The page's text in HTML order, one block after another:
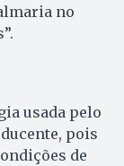
no
usada pelo
pois
de